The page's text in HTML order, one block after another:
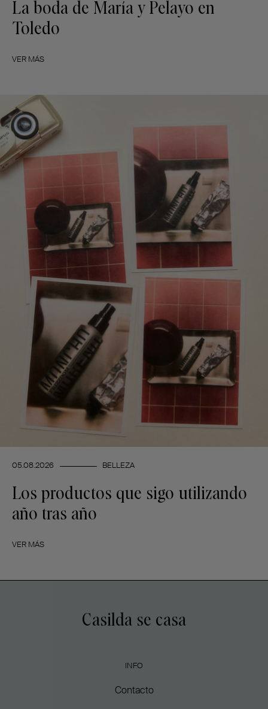
La boda de María y Pelayo en
Toledo
VER MÁS
05.08.2026 BELLEZA
Los productos que sigo utilizando
año tras año
VER MÁS
Casilda se casa
INFO
Contacto